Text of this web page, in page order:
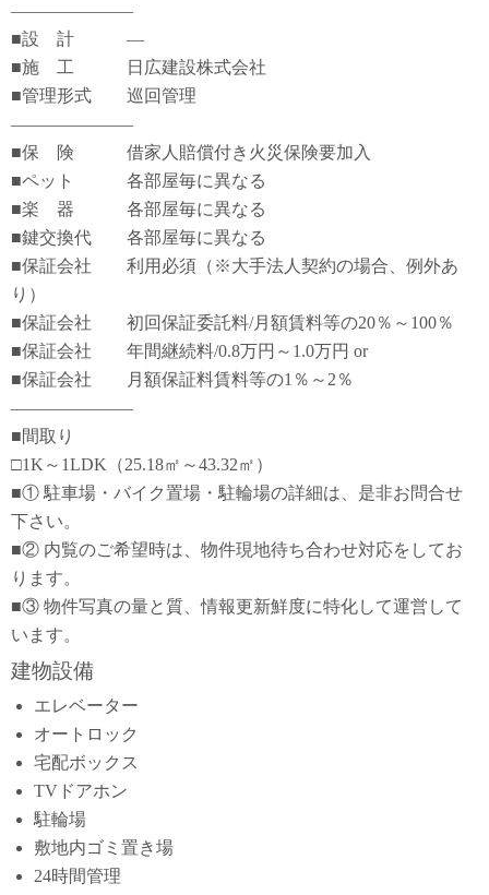
―――――――
■設 計 ―
■施 工 日広建設株式会社
■管理形式 巡回管理
―――――――
■保 険 借家人賠償付き火災保険要加入
■ペット 各部屋毎に異なる
■楽 器 各部屋毎に異なる
■鍵交換代 各部屋毎に異なる
■保証会社 利用必須（※大手法人契約の場合、例外あ
り）
■保証会社 初回保証委託料/月額賃料等の20％～100％
■保証会社 年間継続料/0.8万円～1.0万円 or
■保証会社 月額保証料賃料等の1％～2％
―――――――
■間取り
□1K～1LDK（25.18㎡～43.32㎡）
■① 駐車場・バイク置場・駐輪場の詳細は、是非お問合せ
下さい。
■② 内覧のご希望時は、物件現地待ち合わせ対応をしてお
ります。
■③ 物件写真の量と質、情報更新鮮度に特化して運営して
います。
建物設備
エレベーター
オートロック
宅配ボックス
TVドアホン
駐輪場
敷地内ゴミ置き場
24時間管理